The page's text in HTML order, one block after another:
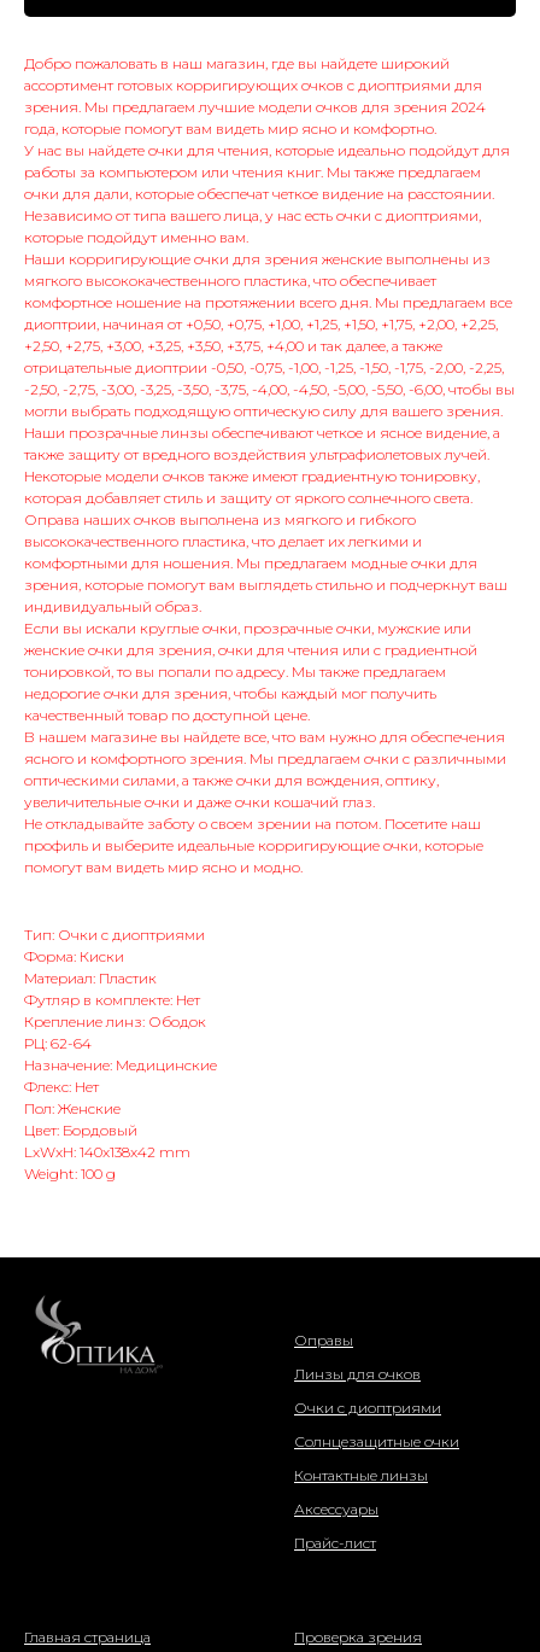
Добро пожаловать в наш магазин, где вы найдете широкий
ассортимент готовых корригирующих очков с диоптриями для
зрения. Мы предлагаем лучшие модели очков для зрения 2024
года, которые помогут вам видеть мир ясно и комфортно.
У нас вы найдете очки для чтения, которые идеально подойдут для
работы за компьютером или чтения книг. Мы также предлагаем
очки для дали, которые обеспечат четкое видение на расстоянии.
Независимо от типа вашего лица, у нас есть очки с диоптриями,
которые подойдут именно вам.
Наши корригирующие очки для зрения женские выполнены из
мягкого высококачественного пластика, что обеспечивает
комфортное ношение на протяжении всего дня. Мы предлагаем все
диоптрии, начиная от +0,50, +0,75, +1,00, +1,25, +1,50, +1,75, +2,00, +2,25,
+2,50, +2,75, +3,00, +3,25, +3,50, +3,75, +4,00 и так далее, а также
отрицательные диоптрии -0,50, -0,75, -1,00, -1,25, -1,50, -1,75, -2,00, -2,25,
-2,50, -2,75, -3,00, -3,25, -3,50, -3,75, -4,00, -4,50, -5,00, -5,50, -6,00, чтобы вы
могли выбрать подходящую оптическую силу для вашего зрения.
Наши прозрачные линзы обеспечивают четкое и ясное видение, а
также защиту от вредного воздействия ультрафиолетовых лучей.
Некоторые модели очков также имеют градиентную тонировку,
которая добавляет стиль и защиту от яркого солнечного света.
Оправа наших очков выполнена из мягкого и гибкого
высококачественного пластика, что делает их легкими и
комфортными для ношения. Мы предлагаем модные очки для
зрения, которые помогут вам выглядеть стильно и подчеркнут ваш
индивидуальный образ.
Если вы искали круглые очки, прозрачные очки, мужские или
женские очки для зрения, очки для чтения или с градиентной
тонировкой, то вы попали по адресу. Мы также предлагаем
недорогие очки для зрения, чтобы каждый мог получить
качественный товар по доступной цене.
В нашем магазине вы найдете все, что вам нужно для обеспечения
ясного и комфортного зрения. Мы предлагаем очки с различными
оптическими силами, а также очки для вождения, оптику,
увеличительные очки и даже очки кошачий глаз.
Не откладывайте заботу о своем зрении на потом. Посетите наш
профиль и выберите идеальные корригирующие очки, которые
помогут вам видеть мир ясно и модно.
Тип: Очки с диоптриями
Форма: Киски
Материал: Пластик
Футляр в комплекте: Нет
Крепление линз: Ободок
РЦ: 62-64
Назначение: Медицинские
Флекс: Нет
Пол: Женские
Цвет: Бордовый
LxWxH: 140x138x42 mm
Weight: 100 g
Оправы
Линзы для очков
Очки с диоптриями
Солнцезащитные очки
Контактные линзы
Аксессуары
Прайс-лист
Главная страница Проверка зрения